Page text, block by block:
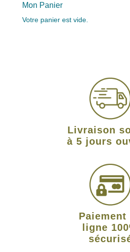
Mon Panier
Votre panier est vide.
Livraison
à 5 jours
Paiement
ligne